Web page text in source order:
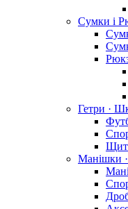
Сумки і
Гетри ·
Манішки